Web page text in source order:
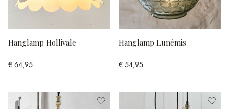
Hanglamp Hollivale
€ 64,95
Hanglamp Lunémis
€ 54,95